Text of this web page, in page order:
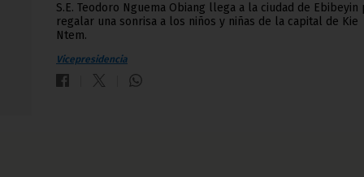
S.E. Teodoro Nguema Obiang llega a la ciudad de Ebibeyin
regalar una sonrisa a los niños y niñas de la capital de Kie
Ntem.
Vicepresidencia